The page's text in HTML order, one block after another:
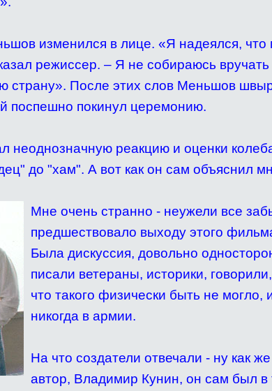
изменился в лице. «Я надеялся, что
режиссер. – Я не собираюсь
страну». После этих слов Меньшов
поспешно покинул церемонию.
неоднозначную реакцию и оценки
до "хам". А вот как он сам объяснил
Мне очень странно - неужели все
предшествовало выходу этого
Была дискуссия, довольно
писали ветераны, историки,
что такого физически быть не могло,
никогда в армии.
На что создатели отвечали - ну как
автор, Владимир Кунин, он сам был в